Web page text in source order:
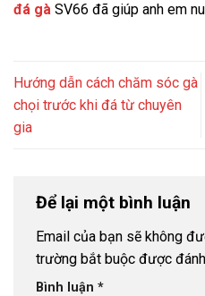
đá gà SV66 đã giúp anh em
Hướng dẫn cách chăm sóc gà
chọi trước khi đá từ chuyên
gia
Để lại một bình luận
Email của bạn sẽ không
trường bắt buộc được
Bình luận *